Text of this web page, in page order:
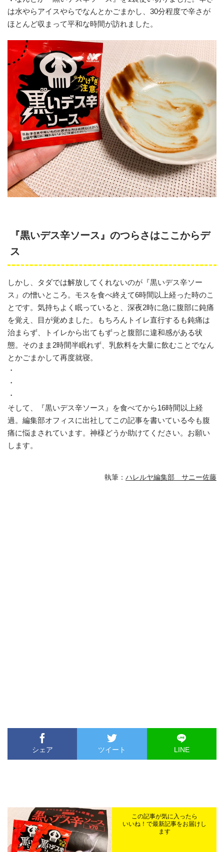
は水やらアイスやらでなんとかごまかし、30分程度で辛さが
ほとんど収まって平和な時間が訪れました。
『黒いデス辛ソース』のつらさはここからデ
ス
しかし、タダでは解放してくれないのが『黒いデス辛ソー
ス』の憎いところ。モスを食べ終えて6時間以上経った時のこ
とです。気持ちよく眠っていると、深夜2時に急に腹部に鈍痛
を覚え、目が覚めました。もちろんトイレ直行するも鈍痛は
治まらず、トイレから出てもずっと腹部に違和感がある状
態。そのまま2時間半眠れず、乳飲料を大量に飲むことでなん
とかごまかして再度就寝。
・
・
・
そして、『黒いデス辛ソース』を食べてから16時間以上経
過。編集部オフィスに出社してこの記事を書いている今も腹
痛に悩まされています。神様どうか助けてください。お願い
します。
執筆： ハレルヤ編集部 サニー佐藤
シェア ツイート LINE
この記事が気に入ったら
いいね！で最新記事をお届けし
ます